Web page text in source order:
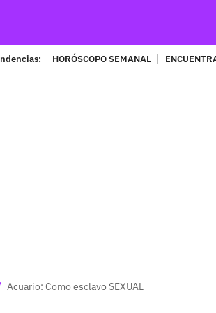
HORÓSCOPO SEMANAL
Acuario: Como esclavo SEXUAL